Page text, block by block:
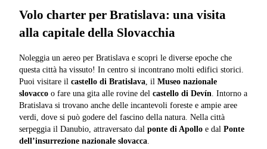
Volo charter per Bratislava: una visita
alla capitale della Slovacchia
Noleggia un aereo per Bratislava e scopri le diverse epoche che
questa città ha vissuto! In centro si incontrano molti edifici storici.
Puoi visitare il castello di Bratislava , il Museo nazionale
slovacco o fare una gita alle rovine del castello di Devín . Intorno a
Bratislava si trovano anche delle incantevoli foreste e ampie aree
verdi, dove si può godere del fascino della natura. Nella città
serpeggia il Danubio, attraversato dal ponte di Apollo e dal Ponte
dell’insurrezione nazionale slovacca